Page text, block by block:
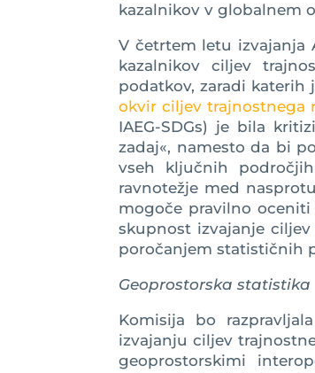
kazalnikov v globalnem
V četrtem letu izvajanja
kazalnikov ciljev
podatkov, zaradi katerih
okvir ciljev trajnostnega
IAEG-SDGs) je bila
zadaj«, namesto da bi
vseh ključnih
ravnotežje med
mogoče pravilno
skupnost izvajanje
poročanjem statističnih
Geoprostorska statistika
Komisija bo
izvajanju ciljev
geoprostorskimi